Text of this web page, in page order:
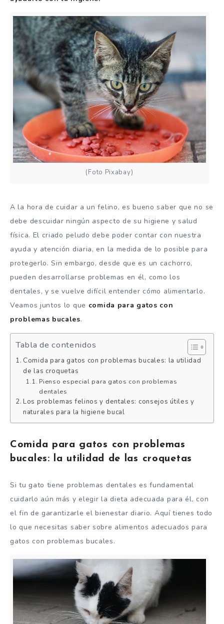
(Foto Pixabay)
A la hora de cuidar a un felino, es bueno saber que no se
debe descuidar ningún aspecto de su higiene y salud
física. El criado peludo debe poder contar con nuestra
ayuda y atención diaria, en la medida de lo posible para
protegerlo. Sin embargo, desde que es un cachorro,
pueden desarrollarse problemas en él, como los
dentales, y se vuelve difícil entender cómo alimentarlo.
Veamos juntos lo que comida para gatos con
problemas bucales.
Tabla de contenidos
Comida para gatos con problemas bucales: la utilidad
de las croquetas
Pienso especial para gatos con problemas
dentales
Los problemas felinos y dentales: consejos útiles y
naturales para la higiene bucal
Comida para gatos con problemas
bucales: la utilidad de las croquetas
Si tu gato tiene problemas dentales es fundamental
cuidarlo aún más y elegir la dieta adecuada para él, con
el fin de garantizarle el bienestar diario. Aquí tienes todo
lo que necesitas saber sobre alimentos adecuados para
gatos con problemas bucales.